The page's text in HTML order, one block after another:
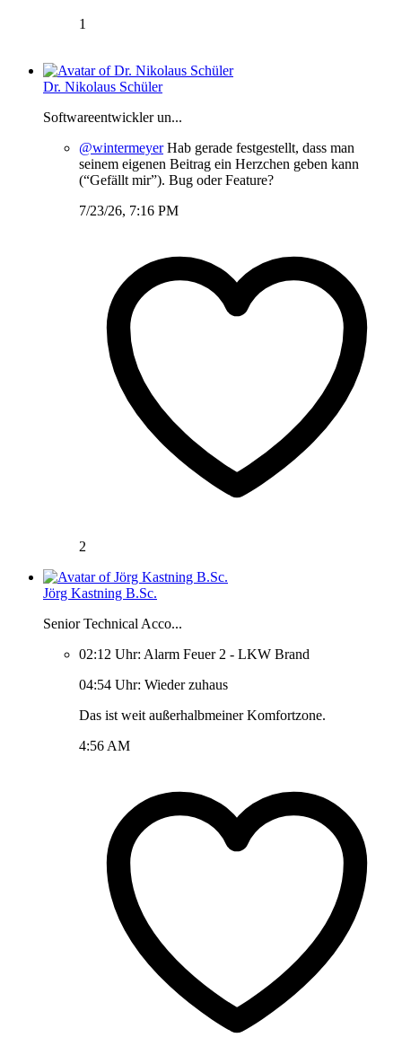
1
Dr. Nikolaus Schüler
Softwareentwickler un...
@wintermeyerHab gerade festgestellt, dass man
seinem eigenen Beitrag ein Herzchen geben kann
(“Gefällt mir”). Bug oder Feature?
7/23/26, 7:16 PM
2
Jörg Kastning B.Sc.
Senior Technical Acco...
02:12 Uhr: Alarm Feuer 2 - LKW Brand
04:54 Uhr: Wieder zuhaus
Das ist weit außerhalbmeiner Komfortzone.
4:56 AM